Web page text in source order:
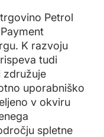
Petrol
K razvoju
tudi
združuje
uporabniško
v okviru
spletne